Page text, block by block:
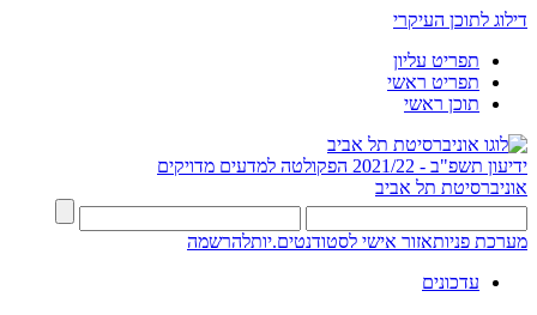
דילוג לתוכן העיקרי
תפריט עליון
תפריט ראשי
תוכן ראשי
ידיעון תשפ"ב - 2021/22
הפקולטה למדעים מדויקים
אוניברסיטת תל אביב
מערכת פניותאזור אישי לסטודנטים.יותלהרשמה
עדכונים